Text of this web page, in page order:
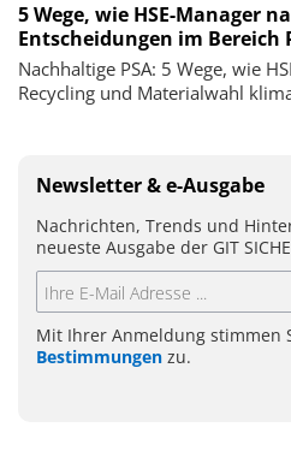
5 Wege, wie HSE-Manager
Entscheidungen im Bereich
Nachhaltige PSA: 5 Wege, wie
Recycling und Materialwahl
Newsletter & e-Ausgabe
Nachrichten, Trends und
neueste Ausgabe der GIT
Mit Ihrer Anmeldung stimmen
Bestimmungen zu.